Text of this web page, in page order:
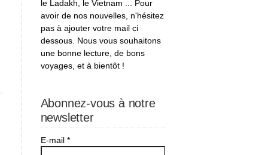
le Ladakh, le Vietnam ... Pour
avoir de nos nouvelles, n'hésitez
pas à ajouter votre mail ci
dessous. Nous vous souhaitons
une bonne lecture, de bons
voyages, et à bientôt !
Abonnez-vous à notre
newsletter
E-mail *